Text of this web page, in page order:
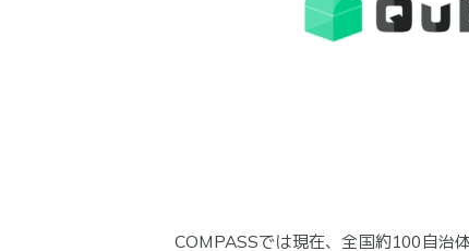
COMPASSでは現在、全国約100自治